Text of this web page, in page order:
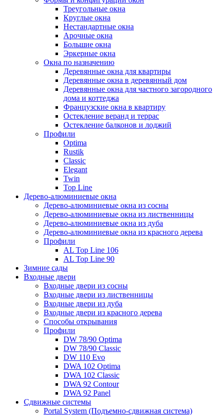
Треугольные окна
Круглые окна
Нестандартные окна
Арочные окна
Большие окна
Эркерные окна
Окна по назначению
Деревянные окна для квартиры
Деревянные окна в деревянный дом
Деревянные окна для частного загородного
дома и коттеджа
Французские окна в квартиру
Остекление веранд и террас
Остекление балконов и лоджий
Профили
Optima
Rustik
Classic
Elegant
Twin
Top Line
Дерево-алюминиевые окна
Дерево-алюминиевые окна из сосны
Дерево-алюминиевые окна из лиственницы
Дерево-алюминиевые окна из дуба
Дерево-алюминиевые окна из красного дерева
Профили
AL Top Line 106
AL Top Line 90
Зимние сады
Входные двери
Входные двери из сосны
Входные двери из лиственницы
Входные двери из дуба
Входные двери из красного дерева
Способы открывания
Профили
DW 78/90 Optima
DW 78/90 Classic
DW 110 Evo
DWA 102 Optima
DWA 102 Classic
DWA 92 Contour
DWA 92 Panel
Сдвижные системы
Portal System (Подъемно-сдвижная система)